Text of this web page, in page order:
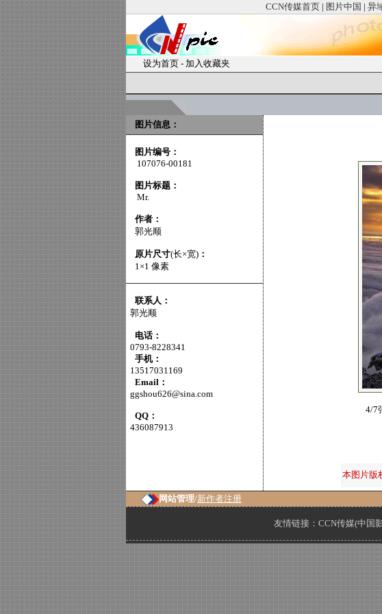
CCN传媒首页 | 图片中国 | 异
设为首页 - 加入收藏夹
图片信息：
图片编号：
107076-00181
图片标题：
Mr.
作者：
郭光顺
原片尺寸(长×宽) ：
1×1 像素
联系人：
郭光顺
电话：
0793-8228341
手机：
13517031169
Email：
ggshou626@sina.com
QQ：
436087913
4/7
本图片版
网站管理/新作者注册
友情链接： CCN传媒(中国